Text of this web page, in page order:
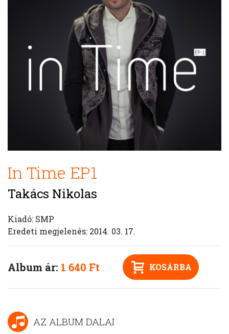
In Time EP1
Takács Nikolas
Kiadó: SMP
Eredeti megjelenés: 2014. 03. 17.
Album ár: 1 640 Ft KOSÁRBA
AZ ALBUM DALAI